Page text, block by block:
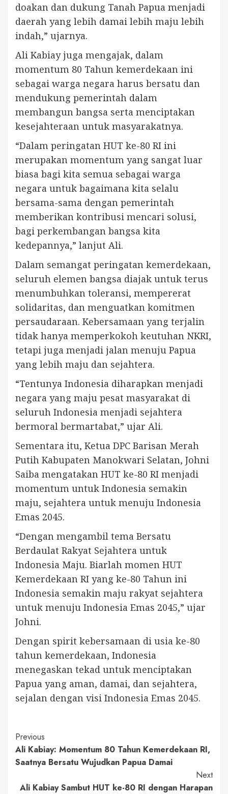
doakan dan dukung Tanah Papua menjadi
daerah yang lebih damai lebih maju lebih
indah,” ujarnya.
Ali Kabiay juga mengajak, dalam
momentum 80 Tahun kemerdekaan ini
sebagai warga negara harus bersatu dan
mendukung pemerintah dalam
membangun bangsa serta menciptakan
kesejahteraan untuk masyarakatnya.
“Dalam peringatan HUT ke-80 RI ini
merupakan momentum yang sangat luar
biasa bagi kita semua sebagai warga
negara untuk bagaimana kita selalu
bersama-sama dengan pemerintah
memberikan kontribusi mencari solusi,
bagi perkembangan bangsa kita
kedepannya,” lanjut Ali.
Dalam semangat peringatan kemerdekaan,
seluruh elemen bangsa diajak untuk terus
menumbuhkan toleransi, mempererat
solidaritas, dan menguatkan komitmen
persaudaraan. Kebersamaan yang terjalin
tidak hanya memperkokoh keutuhan NKRI,
tetapi juga menjadi jalan menuju Papua
yang lebih maju dan sejahtera.
“Tentunya Indonesia diharapkan menjadi
negara yang maju pesat masyarakat di
seluruh Indonesia menjadi sejahtera
bermoral bermartabat,” ujar Ali.
Sementara itu, Ketua DPC Barisan Merah
Putih Kabupaten Manokwari Selatan, Johni
Saiba mengatakan HUT ke-80 RI menjadi
momentum untuk Indonesia semakin
maju, sejahtera untuk menuju Indonesia
Emas 2045.
“Dengan mengambil tema Bersatu
Berdaulat Rakyat Sejahtera untuk
Indonesia Maju. Biarlah momen HUT
Kemerdekaan RI yang ke-80 Tahun ini
Indonesia semakin maju rakyat sejahtera
untuk menuju Indonesia Emas 2045,” ujar
Johni.
Dengan spirit kebersamaan di usia ke-80
tahun kemerdekaan, Indonesia
menegaskan tekad untuk menciptakan
Papua yang aman, damai, dan sejahtera,
sejalan dengan visi Indonesia Emas 2045.
Continue
Reading
Previous
Ali Kabiay: Momentum 80 Tahun Kemerdekaan RI,
Saatnya Bersatu Wujudkan Papua Damai
Next
Ali Kabiay Sambut HUT ke-80 RI dengan Harapan